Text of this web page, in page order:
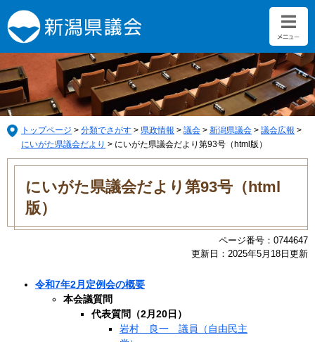
ー
ジ
の
先
頭
で
す。
ニ
ュ
ー
を
飛
ば
し
て
トップページ > 分類でさがす > 県政情報 > 議会 > 新潟県議会 > 議会広報 >
にいがた県議会だより > にいがた県議会だより第93号（html版）
本
にいがた県議会だより第93号（html
版）
ページ番号：0744647
更新日：2025年5月18日更新
令和7年2月定例会の概要
本会議質問
代表質問（2月20日）
岩村 良一 議員（自由民主